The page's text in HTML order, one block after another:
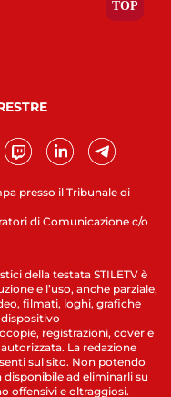
presso il Tribunale di
di Comunicazione c/o
della testata STILETV è
e l’uso, anche parziale,
filmati, loghi, grafiche
registrazioni, cover e
La redazione
sul sito. Non potendo
ad eliminarli su
offensivi e oltraggiosi.